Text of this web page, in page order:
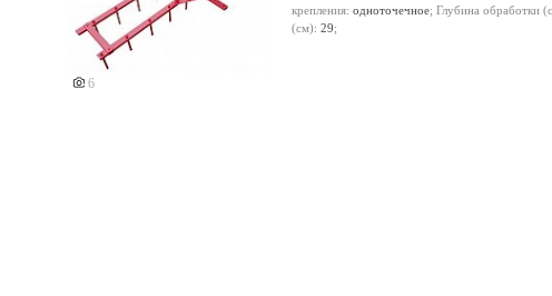
6
крепления: одноточечное; Глубина обработки
(см): 29;